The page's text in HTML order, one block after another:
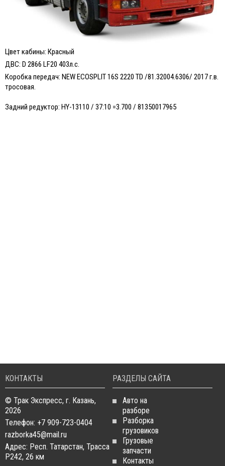
Цвет кабины: Красный
ДВС: D 2866 LF20 403л.с.
Коробка передач: NEW ECOSPLIT 16S 2220 TD /81.32004.6306/ 2017 г.в.
тросовая.
Задний редуктор: HY-13110 / 37:10 =3.700 / 81350017965
КОНТАКТЫ
© Трак Экспресс, г. Казань,
2026
Телефон: +7 909-723-0404
razborka45@mail.ru
Адрес: Респ. Татарстан, Трасса
Р242, 26 км
РАЗДЕЛЫ САЙТА
Авто на
разборе
Разборка
грузовиков
Грузовые
запчасти
Контакты